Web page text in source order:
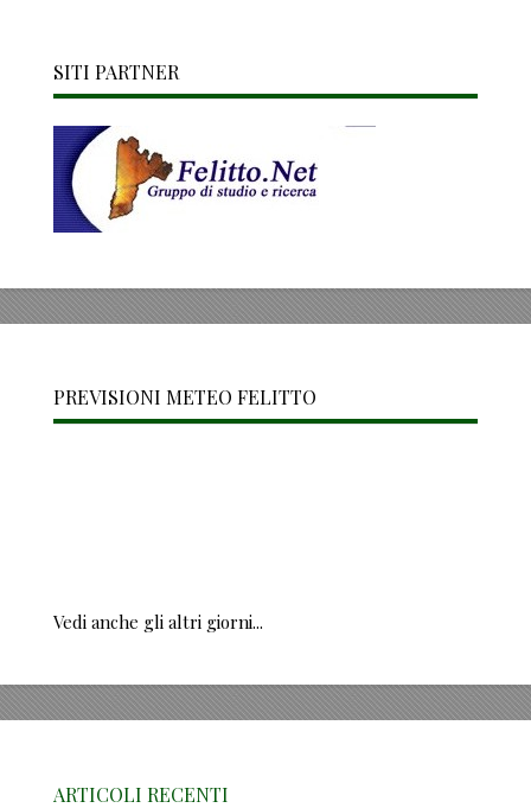
SITI PARTNER
PREVISIONI METEO FELITTO
Vedi anche gli altri giorni...
ARTICOLI RECENTI